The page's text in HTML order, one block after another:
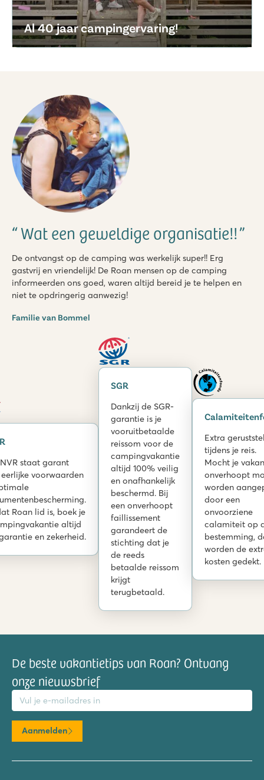
Al 40 jaar campingervaring!
Wat een geweldige organisatie!!
De ontvangst op de camping was werkelijk super!! Erg
gastvrij en vriendelijk! De Roan mensen op de camping
informeerden ons goed, waren altijd bereid je te helpen en
niet te opdringerig aanwezig!
Familie van Bommel
staat garant
voorwaarden
Roan lid is, boek je
altijd
en zekerheid.
SGR
Dankzij de SGR-
garantie is je
vooruitbetaalde
reissom voor de
campingvakantie
altijd 100% veilig
en onafhankelijk
beschermd. Bij
een onverhoopt
faillissement
garandeert de
stichting dat je
de reeds
betaalde reissom
krijgt
terugbetaald.
Extra
tijdens je reis.
Mocht je
onverhoopt
worden
door een
onvoorziene
calamiteit op
bestemming,
worden de
kosten gedekt.
De beste vakantietips van Roan? Ontvang
onze nieuwsbrief
Aanmelden